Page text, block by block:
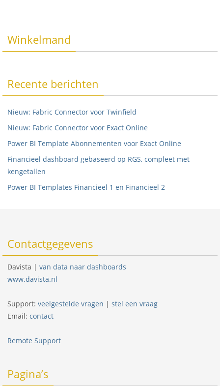
Winkelmand
Recente berichten
Nieuw: Fabric Connector voor Twinfield
Nieuw: Fabric Connector voor Exact Online
Power BI Template Abonnementen voor Exact Online
Financieel dashboard gebaseerd op RGS, compleet met
kengetallen
Power BI Templates Financieel 1 en Financieel 2
Contactgegevens
Davista | van data naar dashboards
www.davista.nl
Support: veelgestelde vragen | stel een vraag
Email: contact
Remote Support
Pagina’s